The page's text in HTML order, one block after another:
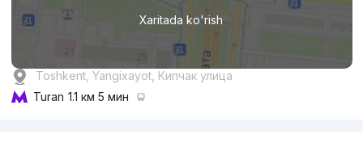
Xaritada ko'rish
Toshkent, Yangixayot, Кипчак улица
Turan 1.1 км 5 мин